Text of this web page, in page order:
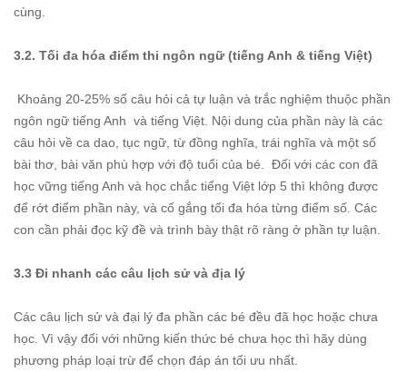
cùng.
3.2. Tối đa hóa điểm thi ngôn ngữ (tiếng Anh & tiếng Việt)
Khoảng 20-25% số câu hỏi cả tự luận và trắc nghiệm thuộc phần
ngôn ngữ tiếng Anh và tiếng Việt. Nội dung của phần này là các
câu hỏi về ca dao, tục ngữ, từ đồng nghĩa, trái nghĩa và một số
bài thơ, bài văn phù hợp với độ tuổi của bé. Đối với các con đã
học vững tiếng Anh và học chắc tiếng Việt lớp 5 thì không được
để rớt điểm phần này, và cố gắng tối đa hóa từng điểm số. Các
con cần phải đọc kỹ đề và trình bày thật rõ ràng ở phần tự luận.
3.3 Đi nhanh các câu lịch sử và địa lý
Các câu lịch sử và đại lý đa phần các bé đều đã học hoặc chưa
học. Vì vậy đối với những kiến thức bé chưa học thì hãy dùng
phương pháp loại trừ để chọn đáp án tối ưu nhất.